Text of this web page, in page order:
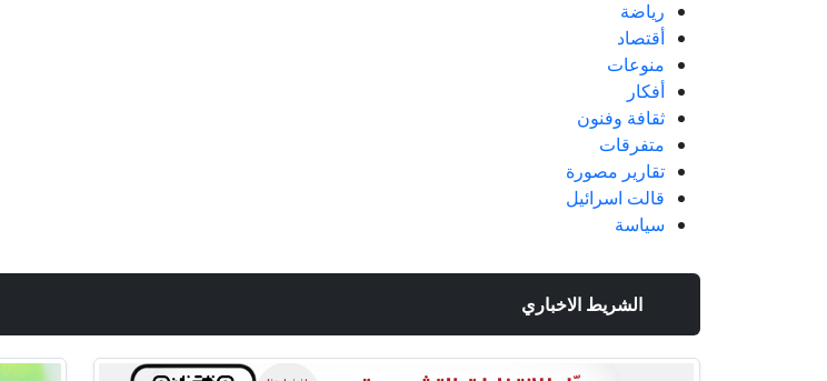
رياضة
أقتصاد
منوعات
أفكار
ثقافة وفنون
متفرقات
تقارير مصورة
قالت اسرائيل
سياسة
الشريط الاخباري